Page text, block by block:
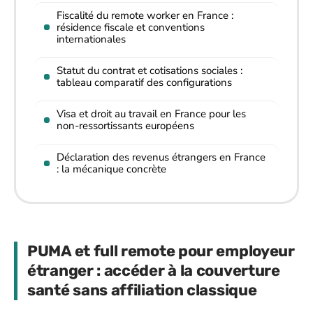
Fiscalité du remote worker en France :
résidence fiscale et conventions
internationales
Statut du contrat et cotisations sociales :
tableau comparatif des configurations
Visa et droit au travail en France pour les
non-ressortissants européens
Déclaration des revenus étrangers en France
: la mécanique concrète
PUMA et full remote pour employeur
étranger : accéder à la couverture
santé sans affiliation classique